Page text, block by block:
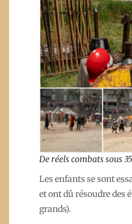
De réels combats sous
Les enfants se sont
et ont dû résoudre des
grands).